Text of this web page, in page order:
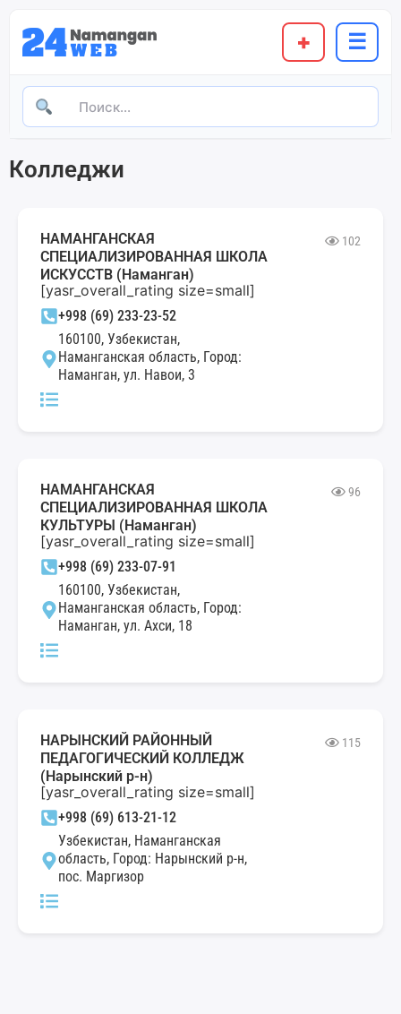
+ ☰
Колледжи
НАМАНГАНСКАЯ
СПЕЦИАЛИЗИРОВАННАЯ ШКОЛА
ИСКУССТВ (Наманган)
102
[yasr_overall_rating size=small]
+998 (69) 233-23-52
160100, Узбекистан,
Наманганская область, Город:
Наманган, ул. Навои, 3
НАМАНГАНСКАЯ
СПЕЦИАЛИЗИРОВАННАЯ ШКОЛА
КУЛЬТУРЫ (Наманган)
96
[yasr_overall_rating size=small]
+998 (69) 233-07-91
160100, Узбекистан,
Наманганская область, Город:
Наманган, ул. Ахси, 18
НАРЫНСКИЙ РАЙОННЫЙ
ПЕДАГОГИЧЕСКИЙ КОЛЛЕДЖ
(Нарынский р-н)
115
[yasr_overall_rating size=small]
+998 (69) 613-21-12
Узбекистан, Наманганская
область, Город: Нарынский р-н,
пос. Маргизор